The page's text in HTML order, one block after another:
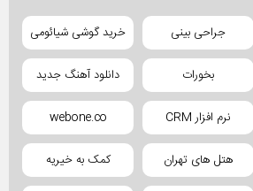
جراحی بینی خرید گوشی شیائومی
بخورات دانلود آهنگ جدید
نرم افزار CRM webone.co
هتل های تهران کمک به خیریه